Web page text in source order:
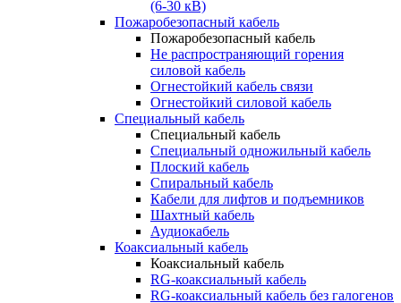
(6-30 кВ)
Пожаробезопасный кабель
Пожаробезопасный кабель
Не распространяющий горения
силовой кабель
Огнестойкий кабель связи
Огнестойкий силовой кабель
Специальный кабель
Специальный кабель
Специальный одножильный кабель
Плоский кабель
Спиральный кабель
Кабели для лифтов и подъемников
Шахтный кабель
Аудиокабель
Коаксиальный кабель
Коаксиальный кабель
RG-коаксиальный кабель
RG-коаксиальный кабель без галогенов